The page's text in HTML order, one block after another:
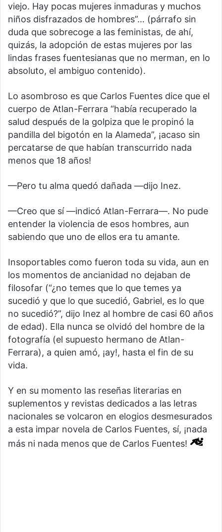
viejo. Hay pocas mujeres inmaduras y muchos
niños disfrazados de hombres”… (párrafo sin
duda que sobrecoge a las feministas, de ahí,
quizás, la adopción de estas mujeres por las
lindas frases fuentesianas que no merman, en lo
absoluto, el ambiguo contenido).
Lo asombroso es que Carlos Fuentes dice que el
cuerpo de Atlan-Ferrara “había recuperado la
salud después de la golpiza que le propinó la
pandilla del bigotón en la Alameda”, ¡acaso sin
percatarse de que habían transcurrido nada
menos que 18 años!
—Pero tu alma quedó dañada —dijo Inez.
—Creo que sí —indicó Atlan-Ferrara—. No pude
entender la violencia de esos hombres, aun
sabiendo que uno de ellos era tu amante.
Insoportables como fueron toda su vida, aun en
los momentos de ancianidad no dejaban de
filosofar (“¿no temes que lo que temes ya
sucedió y que lo que sucedió, Gabriel, es lo que
no sucedió?”, dijo Inez al hombre de casi 60 años
de edad). Ella nunca se olvidó del hombre de la
fotografía (el supuesto hermano de Atlan-
Ferrara), a quien amó, ¡ay!, hasta el fin de su
vida.
Y en su momento las reseñas literarias en
suplementos y revistas dedicados a las letras
nacionales se volcaron en elogios desmesurados
a esta impar novela de Carlos Fuentes, sí, ¡nada
más ni nada menos que de Carlos Fuentes!